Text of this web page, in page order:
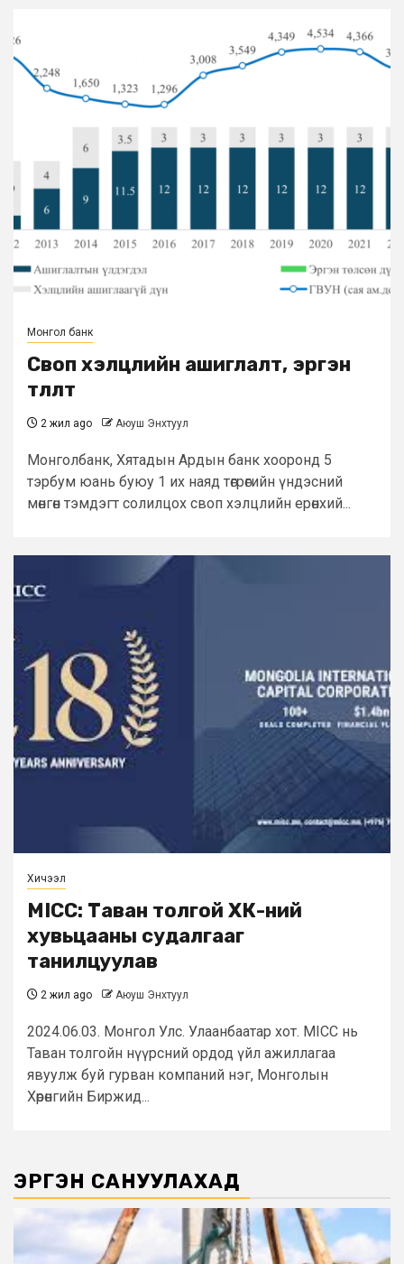
Монгол банк
Своп хэлцлийн ашиглалт, эргэн
төлөлт
2 жил ago Аюуш Энхтуул
Монголбанк, Хятадын Ардын банк хооронд 5
тэрбум юань буюу 1 их наяд төгрөгийн үндэсний
мөнгөн тэмдэгт солилцох своп хэлцлийн ерөнхий...
Хичээл
MICC: Таван толгой ХК-ний
хувьцааны судалгааг
танилцуулав
2 жил ago Аюуш Энхтуул
2024.06.03. Монгол Улс. Улаанбаатар хот. MICC нь
Таван толгойн нүүрсний ордод үйл ажиллагаа
явуулж буй гурван компаний нэг, Монголын
Хөрөнгийн Биржид...
ЭРГЭН САНУУЛАХАД